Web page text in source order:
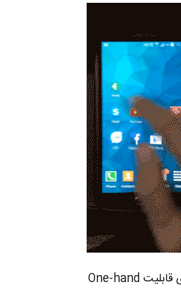
فعال سازی قابلیت One-hand